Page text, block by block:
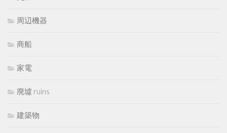
周辺機器
商船
家電
廃墟 ruins
建築物